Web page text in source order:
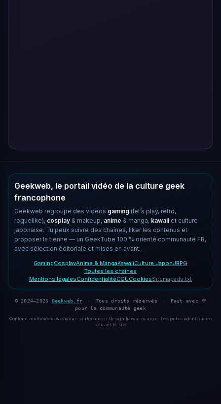
Geekweb, le portail vidéo de la culture geek
francophone
Geekweb regroupe des vidéos gaming (let’s play, rétro,
roguelike), cosplay & makeup, anime & manga, kawaii et culture
japonaise. Tu peux suivre des chaînes, liker les contenus et
proposer la tienne — un GeekTube 100 % orienté communauté FR,
avec sélection éditoriale et mises en avant.
GamingCosplayAnime & MangaKawaiiCulture JaponJRPG
Toutes les chaînes
Mentions légalesConfidentialitéCGUCookiesSitemapads.txt
© 2024–2026 Geekweb.fr · Tous droits réservés ·
Fait avec 💜
pour la communauté geek
Contenu multimédia & chaînes partenaires · Design kawaii manga · Les pubs aident à faire
tourner le site